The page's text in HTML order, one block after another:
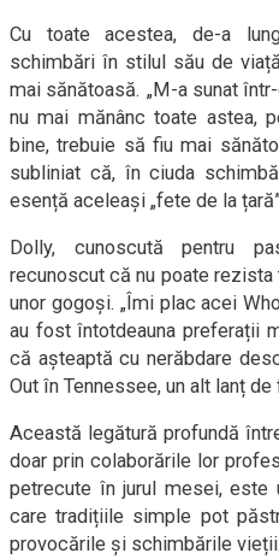
Cu toate acestea, de-a
schimbări în stilul său de
mai sănătoasă. „M-a sunat
nu mai mănânc toate astea,
bine, trebuie să fiu mai
subliniat că, în ciuda
esență aceleași „fete de la
Dolly, cunoscută pentru
recunoscut că nu poate rezista
unor gogoși. „Îmi plac acei
au fost întotdeauna preferații
că așteaptă cu nerăbdare
Out în Tennessee, un alt lanț
Această legătură profundă
doar prin colaborările lor
petrecute în jurul mesei, este
care tradițiile simple pot
provocările și schimbările vieții.